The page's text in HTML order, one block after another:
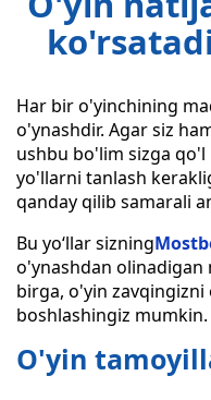
Har bir o'yinchining
o'ynashdir. Agar siz
ushbu bo'lim sizga qo'l
yo'llarni tanlash
qanday qilib samarali
Bu yo‘llar sizning
o'ynashdan olinadigan
birga, o'yin
boshlashingiz mumkin.
O'yin